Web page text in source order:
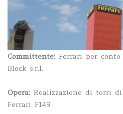
Committente: Ferrari per conto
Block s.r.l.
Opera: Realizzazione di torri di
Ferrari F149